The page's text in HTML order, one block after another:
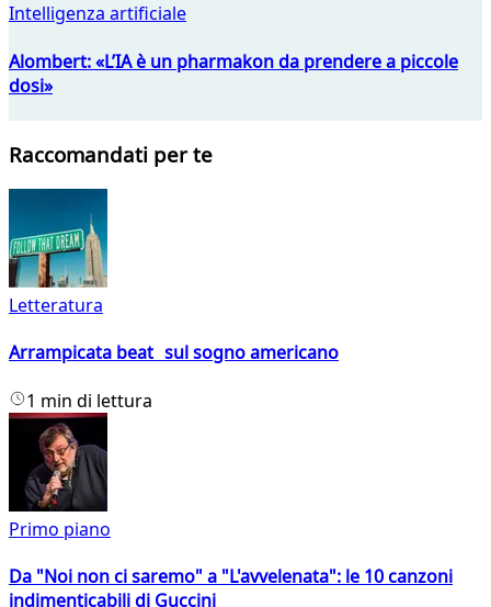
Intelligenza artificiale
Alombert: «L’IA è un pharmakon da prendere a piccole
dosi»
Raccomandati per te
Letteratura
Arrampicata beat sul sogno americano
1 min di lettura
Primo piano
Da "Noi non ci saremo" a "L'avvelenata": le 10 canzoni
indimenticabili di Guccini